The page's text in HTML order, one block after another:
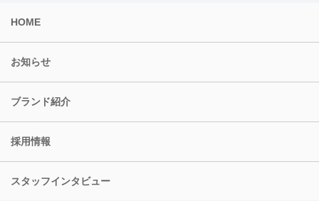
HOME
お知らせ
ブランド紹介
採用情報
スタッフインタビュー